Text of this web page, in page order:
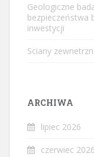
Geologiczne
bezpieczeństwa
inwestycji
Sciany
ARCHIWA
lipiec 2026
czerwiec 2026